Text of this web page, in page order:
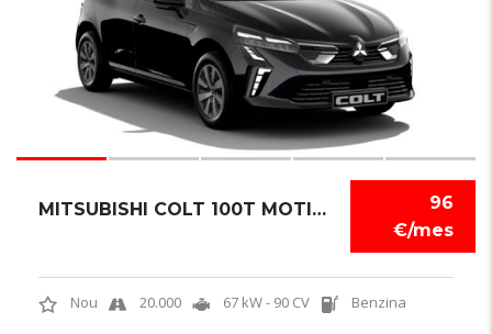
96
€/mes
MITSUBISHI COLT 100T MOTION
Nou 20.000 67 kW - 90 CV Benzina